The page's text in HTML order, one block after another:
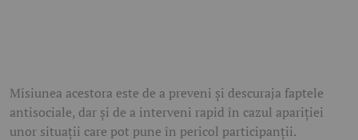
Misiunea acestora este de a preveni și descuraja faptele
antisociale, dar și de a interveni rapid în cazul apariției
unor situații care pot pune în pericol participanții.